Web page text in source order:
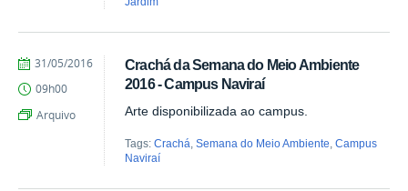
Crachá da Semana do Meio Ambiente
2016 - Campus Naviraí
Arte disponibilizada ao campus.
Tags:Crachá ,Semana do Meio Ambiente ,Campus
Naviraí
by
Aragão
Published
31/05/2016
09h00
Arquivo